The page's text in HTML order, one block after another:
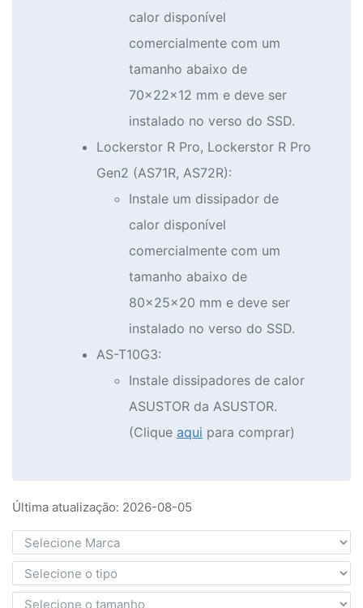
calor disponível
comercialmente com um
tamanho abaixo de
70x22x12 mm e deve ser
instalado no verso do SSD.
Lockerstor R Pro, Lockerstor R Pro
Gen2 (AS71R, AS72R):
Instale um dissipador de
calor disponível
comercialmente com um
tamanho abaixo de
80x25x20 mm e deve ser
instalado no verso do SSD.
AS-T10G3:
Instale dissipadores de calor
ASUSTOR da ASUSTOR.
(Clique aqui para comprar)
Última atualização: 2026-08-05